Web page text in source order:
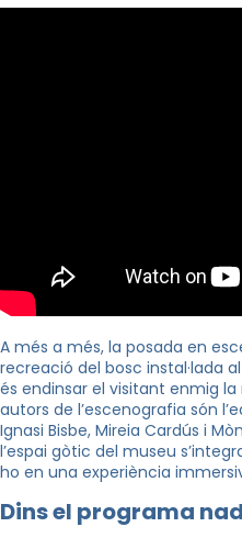
A més a més, la posada en
recreació del bosc instal·lada
és endinsar el visitant enmig
autors de l’escenografia són
Ignasi Bisbe, Mireia Cardús i
l’espai gòtic del museu
ho en una experiència
Dins el programa